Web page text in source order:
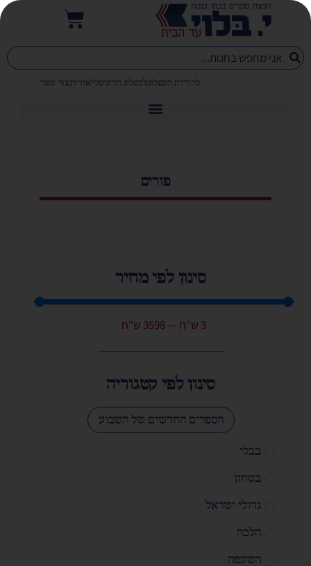
להורדת הקטלוגלקטלוג הדיגיטליאודותצור קשר
פורים
סינון לפי מחיר
3 ש"ח —
3598 ש"ח
סינון לפי קטגוריה
הספרים החדשים של השבוע
בבלי
בטחון
גדולי ישראל
הלכה
השקפה